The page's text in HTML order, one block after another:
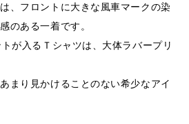
、フロントに大きな風車マークの染
のある一着です。
が入るＴシャツは、大体ラバープリ
まり見かけることのない希少なアイ